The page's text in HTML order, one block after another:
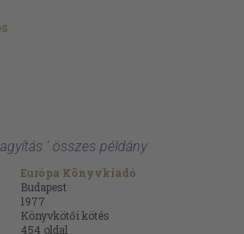
' összes példány
Európa Könyvkiadó
Budapest
1977
Könyvkötői kötés
454 oldal